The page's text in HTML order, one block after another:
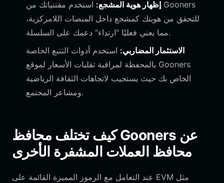
إظهار هوية المشجع: استخدم مقتنياتك من Gooners
للتحقق من هويتك كمشجع داخل المنصات اللامركزية،
مما يعني فعليًا "ارتداء" دعمك على السلسلة.
الاستثمار المضاربي: استخدم أدوات التتبع الخاصة
بالمحفظة لمراقبة تقلبات الأسعار لموقع Gooners
الخاص بك حيث يستجيب لاتجاهات الثقافة الرياضية
ومشاعر المجتمع.
كيف تختلف محافظ Gooners عن
محافظ العملات المشفرة الأخرى
عند التعامل مع الرموز المميزة القائمة على EVM مثل